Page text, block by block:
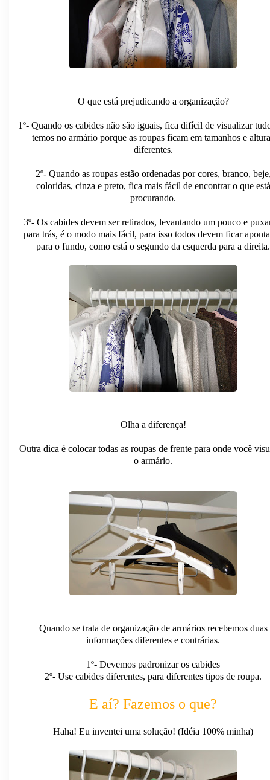
O que está prejudicando a organização?
1º- Quando os cabides não são iguais, fica difícil de visualizar
temos no armário porque as roupas ficam em tamanhos e
diferentes.
2º- Quando as roupas estão ordenadas por cores, branco,
coloridas, cinza e preto, fica mais fácil de encontrar o que está
procurando.
3º- Os cabides devem ser retirados, levantando um pouco e
para trás, é o modo mais fácil, para isso todos devem ficar
para o fundo, como está o segundo da esquerda para a direita.
Olha a diferença!
Outra dica é colocar todas as roupas de frente para onde você
o armário.
Quando se trata de organização de armários recebemos duas
informações diferentes e contrárias.
1º- Devemos padronizar os cabides
2º- Use cabides diferentes, para diferentes tipos de roupa.
E aí? Fazemos o que?
Haha! Eu inventei uma solução! (Idéia 100% minha)